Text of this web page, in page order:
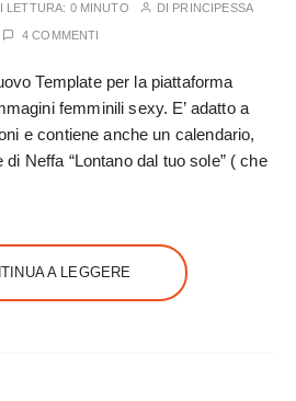
LETTURA: 0 MINUTO DI PRINCIPESSA
4 COMMENTI
Template per la piattaforma
femminili sexy. E’ adatto a
e contiene anche un calendario,
Neffa “Lontano dal tuo sole” ( che
A LEGGERE